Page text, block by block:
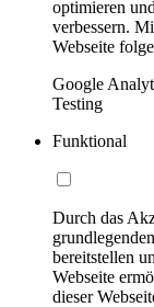
optimieren
verbessern.
Webseite
Google
Testing
Funktional
Durch das
bereitstellen
Webseite
dieser